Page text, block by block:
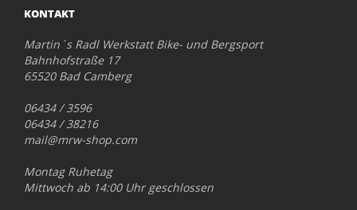
KONTAKT
Martin´s Radl Werkstatt Bike- und Bergsport
Bahnhofstraße 17
65520 Bad Camberg
06434 / 3596
06434 / 38216
mail@mrw-shop.com
Montag Ruhetag
Mittwoch ab 14:00 Uhr geschlossen